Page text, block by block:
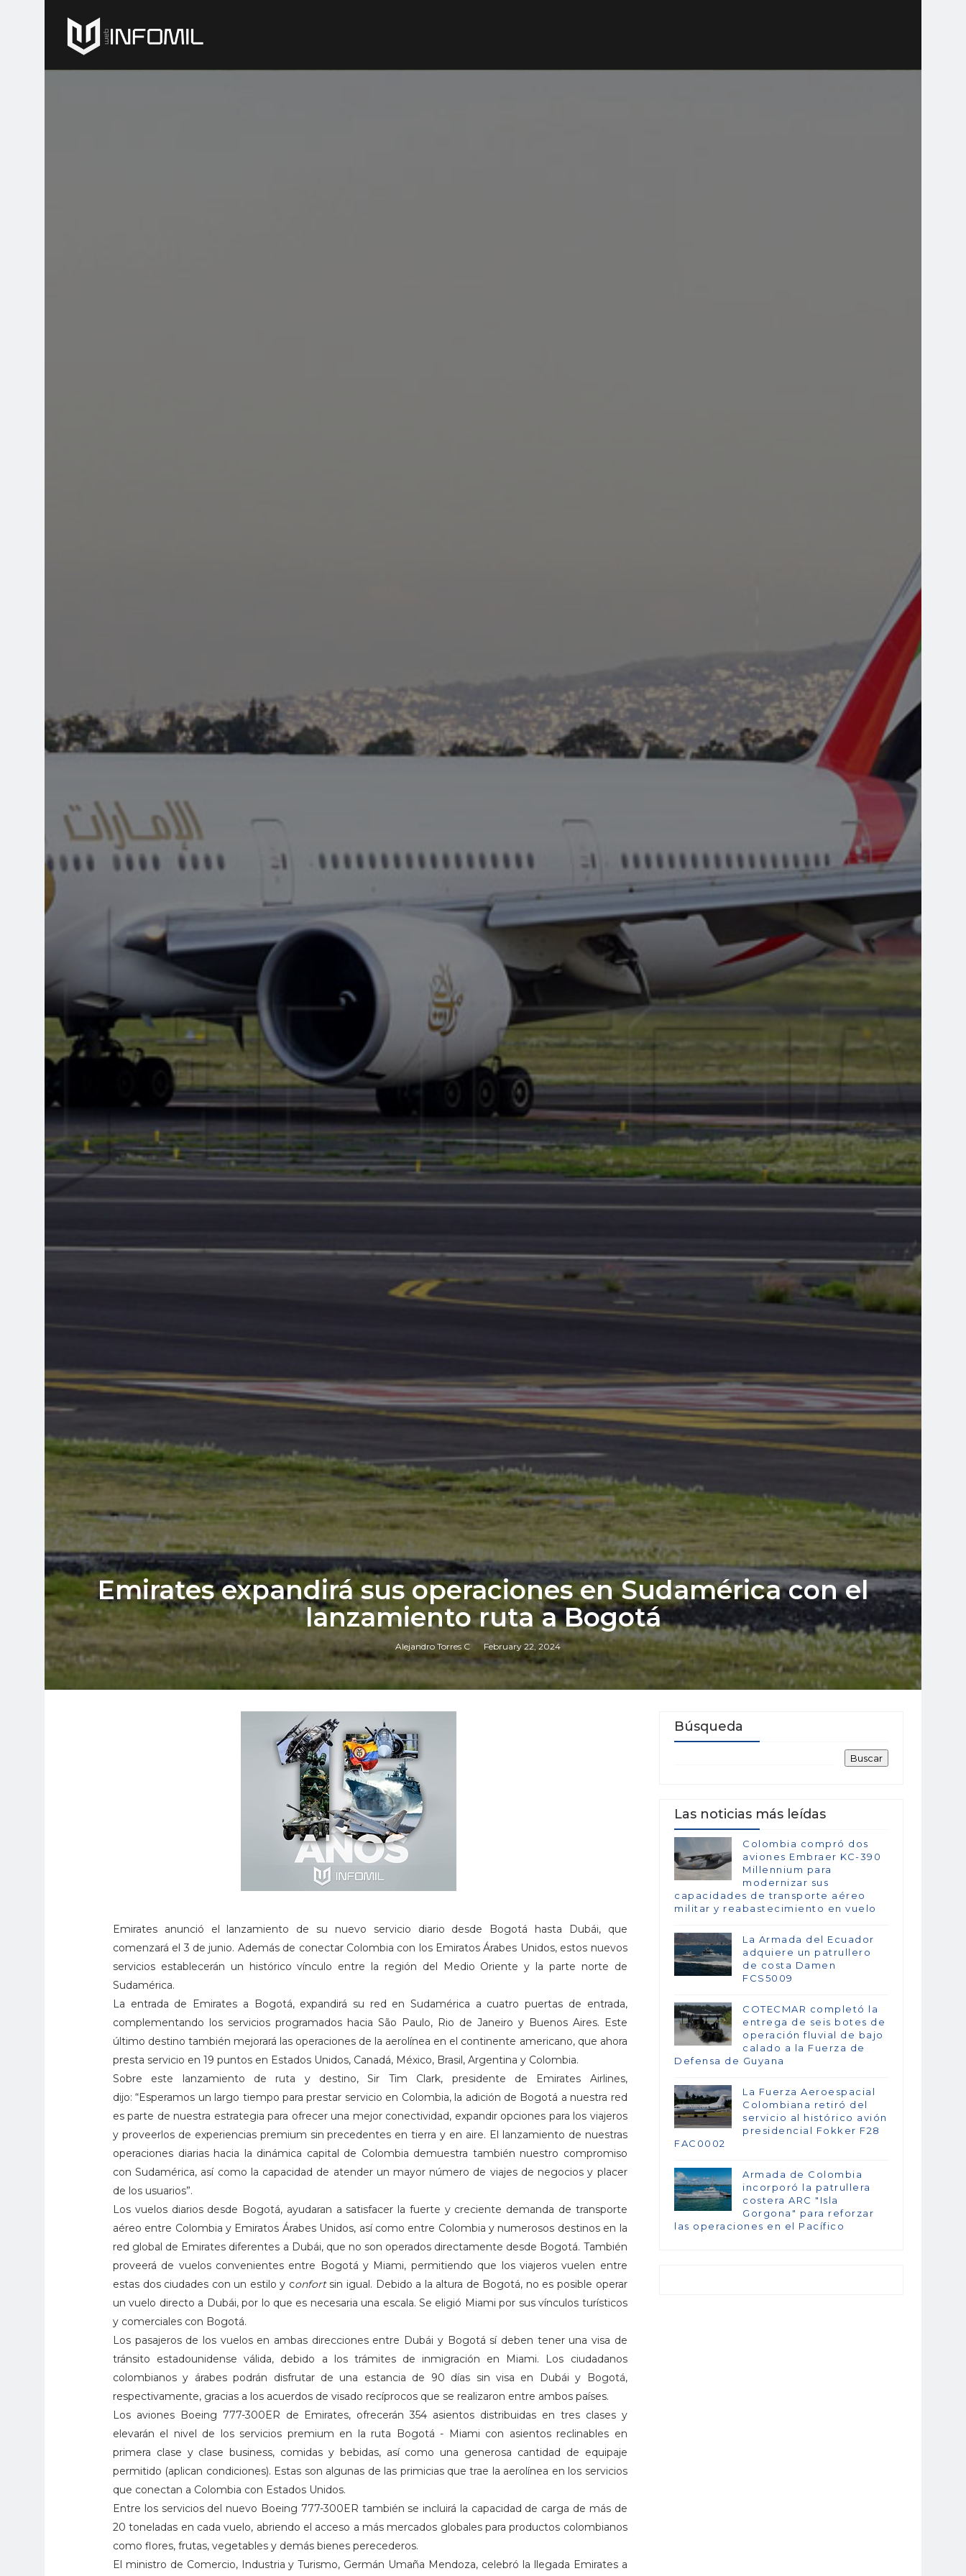
Emirates expandirá sus operaciones en Sudamérica con el
lanzamiento ruta a Bogotá
Alejandro Torres C February 22, 2024
Emirates anunció el lanzamiento de su nuevo servicio diario desde Bogotá hasta Dubái, que
comenzará el 3 de junio. Además de conectar Colombia con los Emiratos Árabes Unidos, estos nuevos
servicios establecerán un histórico vínculo entre la región del Medio Oriente y la parte norte de
Sudamérica.
La entrada de Emirates a Bogotá, expandirá su red en Sudamérica a cuatro puertas de entrada,
complementando los servicios programados hacia São Paulo, Rio de Janeiro y Buenos Aires. Este
último destino también mejorará las operaciones de la aerolínea en el continente americano, que ahora
presta servicio en 19 puntos en Estados Unidos, Canadá, México, Brasil, Argentina y Colombia.
Sobre este lanzamiento de ruta y destino, Sir Tim Clark, presidente de Emirates Airlines,
dijo: “Esperamos un largo tiempo para prestar servicio en Colombia, la adición de Bogotá a nuestra red
es parte de nuestra estrategia para ofrecer una mejor conectividad, expandir opciones para los viajeros
y proveerlos de experiencias premium sin precedentes en tierra y en aire. El lanzamiento de nuestras
operaciones diarias hacia la dinámica capital de Colombia demuestra también nuestro compromiso
con Sudamérica, así como la capacidad de atender un mayor número de viajes de negocios y placer
de los usuarios”.
Los vuelos diarios desde Bogotá, ayudaran a satisfacer la fuerte y creciente demanda de transporte
aéreo entre Colombia y Emiratos Árabes Unidos, así como entre Colombia y numerosos destinos en la
red global de Emirates diferentes a Dubái, que no son operados directamente desde Bogotá. También
proveerá de vuelos convenientes entre Bogotá y Miami, permitiendo que los viajeros vuelen entre
estas dos ciudades con un estilo y confortsin igual. Debido a la altura de Bogotá, no es posible operar
un vuelo directo a Dubái, por lo que es necesaria una escala. Se eligió Miami por sus vínculos turísticos
y comerciales con Bogotá.
Los pasajeros de los vuelos en ambas direcciones entre Dubái y Bogotá sí deben tener una visa de
tránsito estadounidense válida, debido a los trámites de inmigración en Miami. Los ciudadanos
colombianos y árabes podrán disfrutar de una estancia de 90 días sin visa en Dubái y Bogotá,
respectivamente, gracias a los acuerdos de visado recíprocos que se realizaron entre ambos países.
Los aviones Boeing 777-300ER de Emirates, ofrecerán 354 asientos distribuidas en tres clases y
elevarán el nivel de los servicios premium en la ruta Bogotá - Miami con asientos reclinables en
primera clase y clase business, comidas y bebidas, así como una generosa cantidad de equipaje
permitido (aplican condiciones). Estas son algunas de las primicias que trae la aerolínea en los servicios
que conectan a Colombia con Estados Unidos.
Entre los servicios del nuevo Boeing 777-300ER también se incluirá la capacidad de carga de más de
20 toneladas en cada vuelo, abriendo el acceso a más mercados globales para productos colombianos
como flores, frutas, vegetables y demás bienes perecederos.
El ministro de Comercio, Industria y Turismo, Germán Umaña Mendoza, celebró la llegada Emirates a
Búsqueda
Las noticias más leídas
Colombia compró dos
aviones Embraer KC-390
Millennium para
modernizar sus
capacidades de transporte aéreo
militar y reabastecimiento en vuelo
La Armada del Ecuador
adquiere un patrullero
de costa Damen
FCS5009
COTECMAR completó la
entrega de seis botes de
operación fluvial de bajo
calado a la Fuerza de
Defensa de Guyana
La Fuerza Aeroespacial
Colombiana retiró del
servicio al histórico avión
presidencial Fokker F28
FAC0002
Armada de Colombia
incorporó la patrullera
costera ARC "Isla
Gorgona" para reforzar
las operaciones en el Pacífico